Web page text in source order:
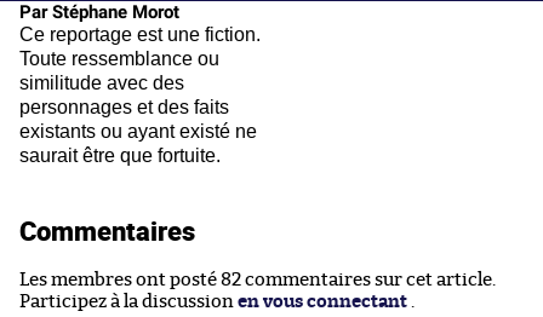
Par Stéphane Morot
Ce reportage est une fiction.
Toute ressemblance ou
similitude avec des
personnages et des faits
existants ou ayant existé ne
saurait être que fortuite.
Commentaires
Les membres ont posté 82 commentaires sur cet article.
Participez à la discussion en vous connectant .